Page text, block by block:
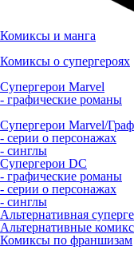
Комиксы и манга
Комиксы о супергероях
Супергерои Marvel
- графические романы
Супергерои Marvel/
- серии о персонажах
- синглы
Супергерои DC
- графические романы
- серии о персонажах
- синглы
Альтернативная
Альтернативные
Комиксы по франшизам